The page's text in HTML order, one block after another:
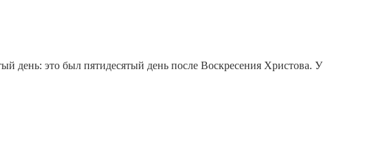
день: это был пятидесятый день после Воскресения Христова. У